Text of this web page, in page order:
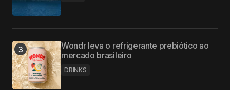
Wondr leva o refrigerante prebiótico ao
mercado brasileiro
DRINKS